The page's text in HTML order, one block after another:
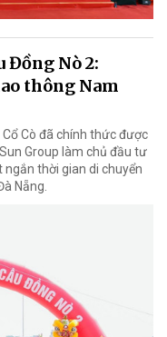
Đồng Nò 2:
thông Nam
Cò đã chính thức được
Group làm chủ đầu tư
thời gian di chuyển
Nẵng.